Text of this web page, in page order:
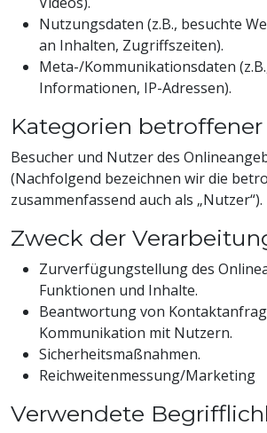
Nutzungsdaten (z.B., besuchte
an Inhalten, Zugriffszeiten).
Meta-/Kommunikationsdaten
Informationen, IP-Adressen).
Kategorien betroffener
Besucher und Nutzer des
(Nachfolgend bezeichnen wir die
zusammenfassend auch als „Nutzer“).
Zweck der
Zurverfügungstellung des
Funktionen und Inhalte.
Beantwortung von
Kommunikation mit Nutzern.
Sicherheitsmaßnahmen.
Reichweitenmessung/Marketing
Verwendete